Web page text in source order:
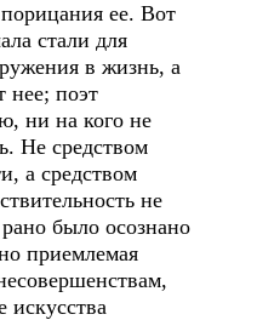
ее. Вот
стали для
в жизнь, а
нее; поэт
ни на кого не
Не средством
а средством
не
было осознано
приемлемая
искусства